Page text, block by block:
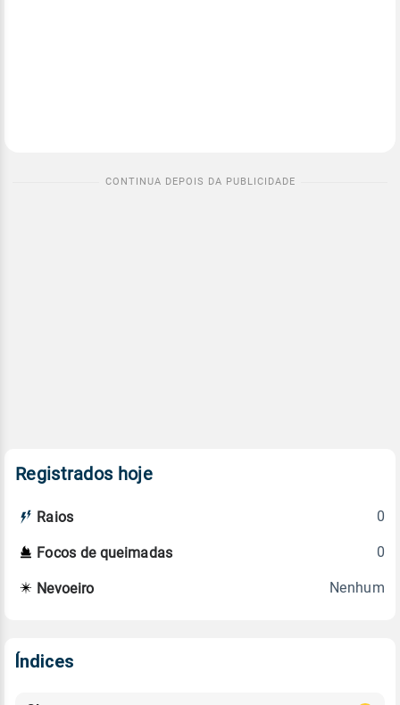
Registrados hoje
Raios 0
Focos de queimadas 0
Nevoeiro Nenhum
Índices